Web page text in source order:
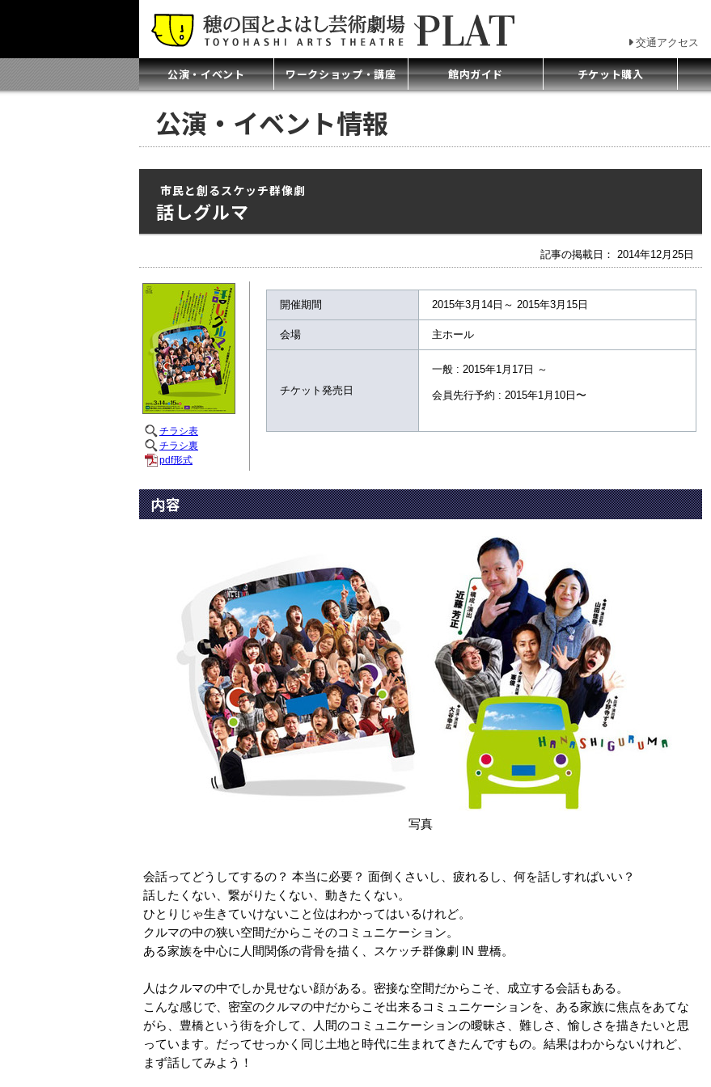
交通アクセス
公演・イベント ワークショップ・講座 館内ガイド チケット購入
公演・イベント情報
市民と創るスケッチ群像劇
話しグルマ
記事の掲載日： 2014年12月25日
チラシ表
チラシ裏
pdf形式
開催期間 2015年3月14日～ 2015年3月15日
会場 主ホール
チケット発売日
一般 : 2015年1月17日 ～
会員先行予約 : 2015年1月10日〜
内容
写真
会話ってどうしてするの？ 本当に必要？ 面倒くさいし、疲れるし、何を話しすればいい？
話したくない、繋がりたくない、動きたくない。
ひとりじゃ生きていけないこと位はわかってはいるけれど。
クルマの中の狭い空間だからこそのコミュニケーション。
ある家族を中心に人間関係の背骨を描く、スケッチ群像劇 IN 豊橋。
人はクルマの中でしか見せない顔がある。密接な空間だからこそ、成立する会話もある。
こんな感じで、密室のクルマの中だからこそ出来るコミュニケーションを、ある家族に焦点をあてな
がら、豊橋という街を介して、人間のコミュニケーションの曖昧さ、難しさ、愉しさを描きたいと思
っています。だってせっかく同じ土地と時代に生まれてきたんですもの。結果はわからないけれど、
まず話してみよう！